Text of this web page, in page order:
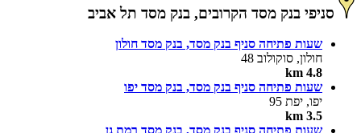
סניפי בנק מסד הקרובים, בנק מסד תל אביב
שעות פתיחה סניף בנק מסד, בנק מסד חולון
חולון, סוקולוב 48
4.8 km
שעות פתיחה סניף בנק מסד, בנק מסד יפו
יפו, יפת 95
3.5 km